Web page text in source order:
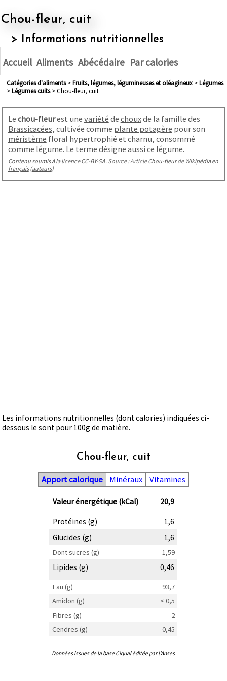
Chou-fleur, cuit
> Informations nutritionnelles
Accueil Aliments Abécédaire Par calories
Catégories d'aliments> fruits, légumes, légumineuses et oléagineux> légumes
> légumes cuits> Chou-fleur, cuit
Le chou-fleurest une variété de chouxde la famille des
Brassicacées, cultivée comme plante potagère pour son
méristème floral hypertrophié et charnu, consommé
comme légume. Le terme désigne aussi ce légume.
Contenu soumis à la licence CC-BY-SA. Source : ArticleChou-fleurde Wikipédia en
français(auteurs)
Les informations nutritionnelles (dont calories) indiquées ci-
dessous le sont pour 100g de matière.
Chou-fleur, cuit
Apport calorique Minéraux Vitamines
Valeur énergétique (kCal) 20,9
Protéines (g)
1,6
Glucides (g)
1,6
Dont sucres (g) 1,59
Lipides (g) 0,46
Eau (g)
93,7
Amidon (g)
< 0,5
Fibres (g)
2
Cendres (g)
0,45
Données issues de la base Ciqual éditée par l'Anses